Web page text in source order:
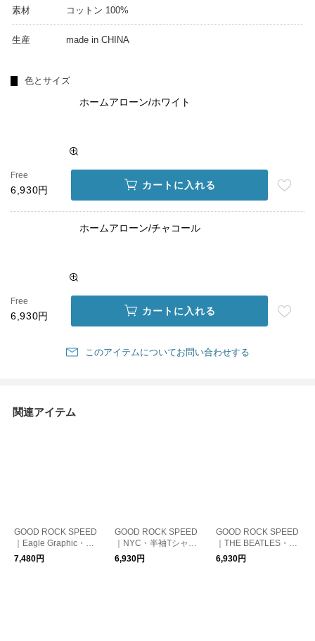
素材 コットン 100%
生産 made in CHINA
色とサイズ
ホームアローン/ホワイト
Free
6,930円 カートに入れる
ホームアローン/チャコール
Free
6,930円 カートに入れる
このアイテムについてお問い合わせする
関連アイテム
GOOD ROCK SPEED
｜Eagle Graphic・ス
リーブレスTee
7,480円
GOOD ROCK SPEED
｜NYC・半袖Tシャツ
-ジャストサイズ
6,930円
GOOD ROCK SPEED
｜THE BEATLES・半
袖Tシャツ
6,930円